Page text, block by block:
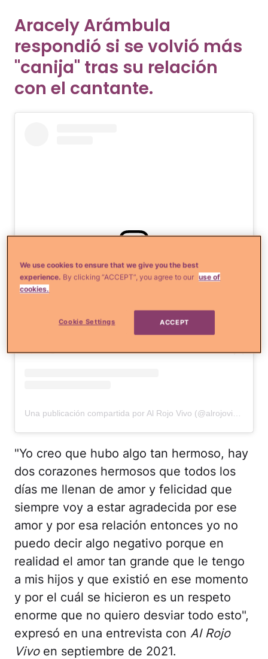
Aracely Arámbula
respondió si se volvió más
"canija" tras su relación
con el cantante.
Ver esta publicación en Instagram
"Yo creo que hubo algo tan hermoso, hay
dos corazones hermosos que todos los
días me llenan de amor y felicidad que
siempre voy a estar agradecida por ese
amor y por esa relación entonces yo no
puedo decir algo negativo porque en
realidad el amor tan grande que le tengo
a mis hijos y que existió en ese momento
y por el cuál se hicieron es un respeto
enorme que no quiero desviar todo esto",
expresó en una entrevista con Al Rojo
Vivoen septiembre de 2021.
We use cookies to ensure that we give you the best
experience. By clicking “ACCEPT”, you agree to our use of
cookies.
Cookie Settings ACCEPT